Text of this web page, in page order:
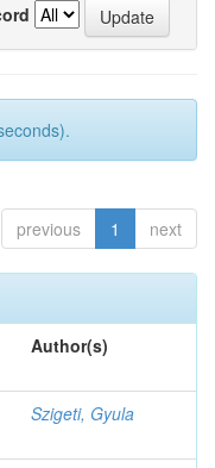
previous 1 next
Author(s)
Szigeti, Gyula